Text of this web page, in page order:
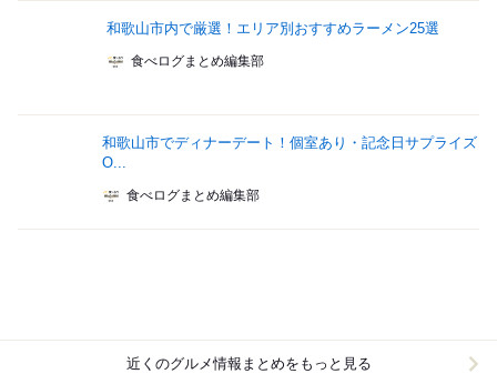
和歌山市内で厳選！エリア別おすすめラーメン25選
食べログまとめ編集部
和歌山市でディナーデート！個室あり・記念日サプライズ
O...
食べログまとめ編集部
近くのグルメ情報まとめをもっと見る